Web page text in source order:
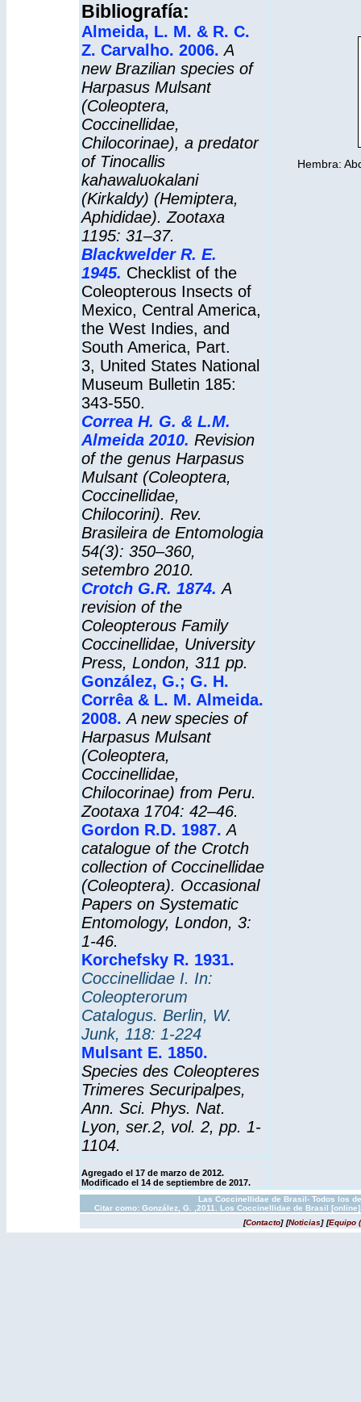
Bibliografía:
Almeida, L. M. & R. C.
Z. Carvalho. 2006. A
new Brazilian species of
Harpasus Mulsant
(Coleoptera,
Coccinellidae,
Chilocorinae), a predator
of Tinocallis
kahawaluokalani
(Kirkaldy) (Hemiptera,
Aphididae). Zootaxa
1195: 31–37.
Blackwelder R. E.
1945. Checklist of the
Coleopterous Insects of
Mexico, Central America,
the West Indies, and
South America, Part.
3, United States National
Museum Bulletin 185:
343-550.
Correa H. G. & L.M.
Almeida 2010. Revision
of the genus Harpasus
Mulsant (Coleoptera,
Coccinellidae,
Chilocorini). Rev.
Brasileira de Entomologia
54(3): 350–360,
setembro 2010.
Crotch G.R. 1874.A
revision of the
Coleopterous Family
Coccinellidae, University
Press, London, 311 pp.
González, G.; G. H.
Corrêa & L. M. Almeida.
2008.A new species of
Harpasus Mulsant
(Coleoptera,
Coccinellidae,
Chilocorinae) from Peru.
Zootaxa 1704: 42–46.
Gordon R.D. 1987.A
catalogue of the Crotch
collection of Coccinellidae
(Coleoptera). Occasional
Papers on Systematic
Entomology, London, 3:
1-46.
Korchefsky R. 1931.
Coccinellidae I. In:
Coleopterorum
Catalogus. Berlin, W.
Junk, 118: 1-224
Mulsant E. 1850.
Species des Coleopteres
Trimeres Securipalpes,
Ann. Sci. Phys. Nat.
Lyon, ser.2, vol. 2, pp. 1-
1104.
Hembra:
Agregado el 17 de marzo de 2012.
Modificado el 14 de septiembre de 2017.
Las Coccinellidae de Brasil- Todos los
Citar como: González, G. ,2011. Los Coccinellidae de Brasil
[Contacto] [Noticias] [Equipo